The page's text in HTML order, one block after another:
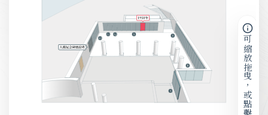
可縮放拖曳，或點擊